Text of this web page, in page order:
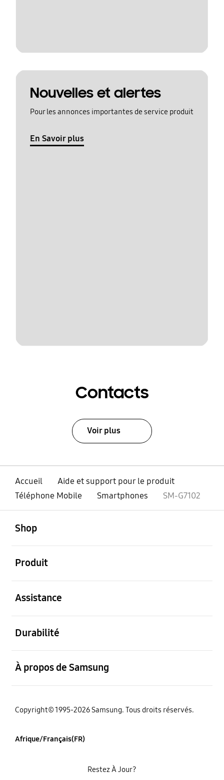
Nouvelles et alertes
Pour les annonces importantes de service produit
En Savoir plus
Contacts
Voir plus
Accueil
Aide et support pour le produit
Téléphone Mobile
Smartphones SM-G7102
Shop
Produit
Assistance
Durabilité
À propos de Samsung
Copyright© 1995-2026 Samsung. Tous droits réservés.
Afrique/Français(FR)
Restez À Jour?